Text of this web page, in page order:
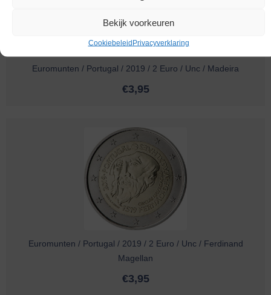
Bekijk voorkeuren
CookiebeleidPrivacyverklaring
Euromunten / Portugal / 2019 / 2 Euro / Unc / Madeira
€3,95
Euromunten / Portugal / 2019 / 2 Euro / Unc / Ferdinand
Magellan
€3,95